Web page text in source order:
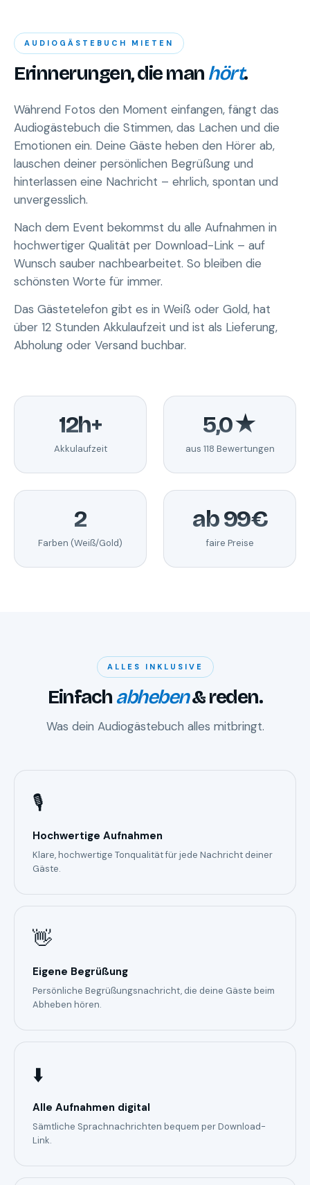
AUDIOGÄSTEBUCH MIETEN
Erinnerungen, die man hört.
Während Fotos den Moment einfangen, fängt das
Audiogästebuch die Stimmen, das Lachen und die
Emotionen ein. Deine Gäste heben den Hörer ab,
lauschen deiner persönlichen Begrüßung und
hinterlassen eine Nachricht – ehrlich, spontan und
unvergesslich.
Nach dem Event bekommst du alle Aufnahmen in
hochwertiger Qualität per Download-Link – auf
Wunsch sauber nachbearbeitet. So bleiben die
schönsten Worte für immer.
Das Gästetelefon gibt es in Weiß oder Gold, hat
über 12 Stunden Akkulaufzeit und ist als Lieferung,
Abholung oder Versand buchbar.
12h+
Akkulaufzeit
5,0★
aus 118 Bewertungen
2
Farben (Weiß/Gold)
ab 99€
faire Preise
ALLES INKLUSIVE
Einfachabheben& reden.
Was dein Audiogästebuch alles mitbringt.
🎙️
Hochwertige Aufnahmen
Klare, hochwertige Tonqualität für jede Nachricht deiner
Gäste.
👋
Eigene Begrüßung
Persönliche Begrüßungsnachricht, die deine Gäste beim
Abheben hören.
⬇️
Alle Aufnahmen digital
Sämtliche Sprachnachrichten bequem per Download-
Link.